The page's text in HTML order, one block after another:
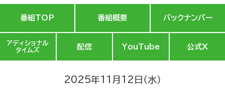
番組TOP 番組概要 バックナンバー
アディショナル
タイムズ
配信 YouTube 公式X
2025年11月12日（水）